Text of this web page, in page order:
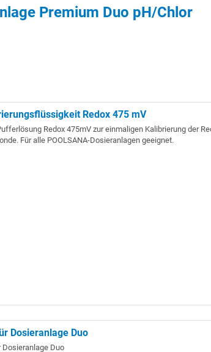
Premium Duo pH/Chlor
Redox 475 mV
Redox 475mV zur einmaligen Kalibrierung der
Für alle POOLSANA-Dosieranlagen geeignet.
Dosieranlage Duo
Dosieranlage Duo